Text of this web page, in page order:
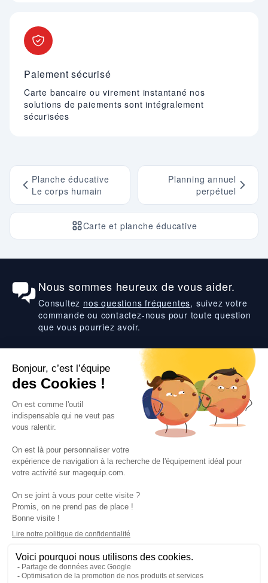
Paiement sécurisé
Carte bancaire ou virement instantané nos
solutions de paiements sont intégralement
sécurisées
Planche éducative
Le corps humain
Carte et planche éducative
Planning annuel
perpétuel
Nous sommes heureux de vous aider.
Consultez nos questions fréquentes, suivez votre
commande ou contactez-nous pour toute question
que vous pourriez avoir.
Suivez-nous
VOS SERVICES
VOS DEMANDES
NOTRE SOCIETE
CGV Données personnelles Prix euro HT
Nos partenaires·Guides et conseils